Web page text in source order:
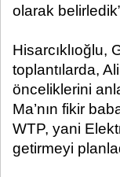
olarak
Hisarcıklıoğlu,
toplantılarda,
önceliklerini
Ma’nın fikir
WTP, yani
getirmeyi